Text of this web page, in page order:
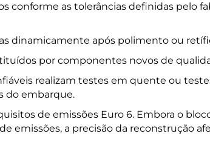
conforme as tolerâncias definidas pelo
dinamicamente após polimento ou
por componentes novos de
realizam testes em quente ou
do embarque.
de emissões Euro 6. Embora o
emissões, a precisão da reconstrução